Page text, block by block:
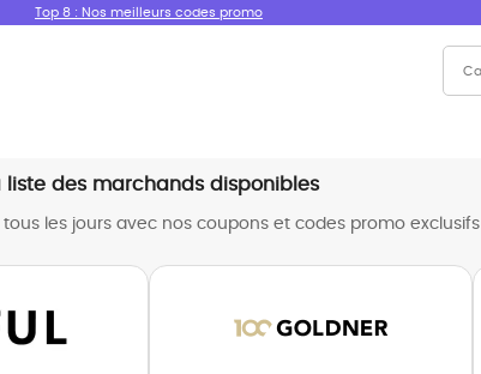
Top 8 : Nos meilleurs codes promo
liste des marchands disponibles
les jours avec nos coupons et codes promo exclusifs